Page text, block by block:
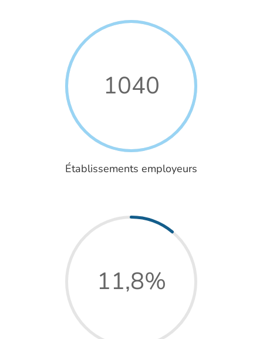
1040
Établissements employeurs
11,8%